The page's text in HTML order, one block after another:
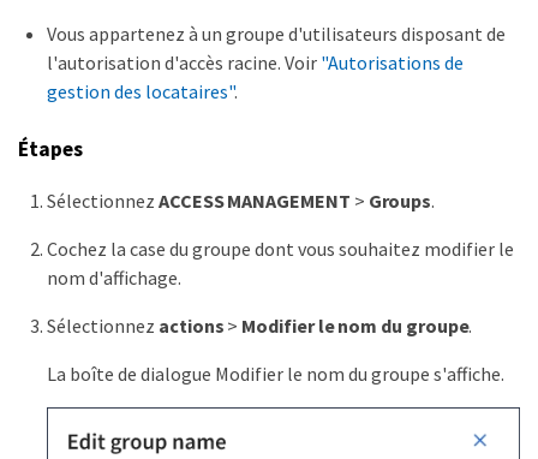
Vous appartenez à un groupe d'utilisateurs disposant de
l'autorisation d'accès racine. Voir "Autorisations de
gestion des locataires".
Étapes
Sélectionnez ACCESS MANAGEMENT > Groups.
Cochez la case du groupe dont vous souhaitez modifier le
nom d'affichage.
Sélectionnez actions > Modifier le nom du groupe.
La boîte de dialogue Modifier le nom du groupe s'affiche.